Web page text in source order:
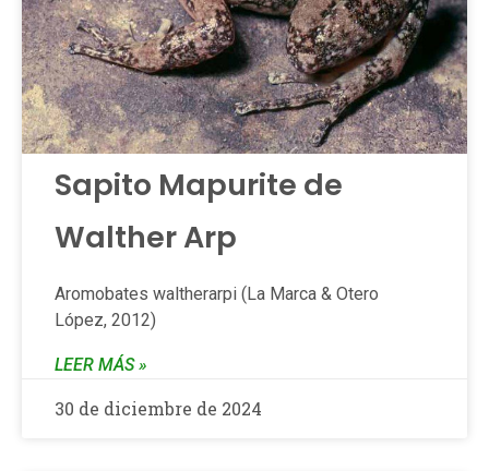
Sapito Mapurite de
Walther Arp
Aromobates waltherarpi (La Marca & Otero
López, 2012)
LEER MÁS »
30 de diciembre de 2024